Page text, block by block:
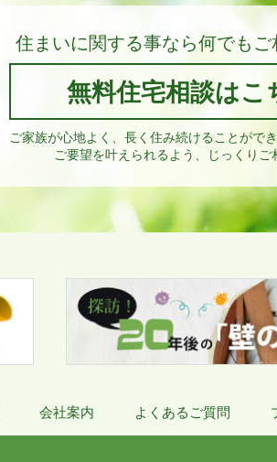
住まいに関する事なら何でもご
無料住宅相談はこ
ご家族が心地よく、長く住み続けることがで
ご要望を叶えられるよう、じっくりご
会社案内 よくあるご質問